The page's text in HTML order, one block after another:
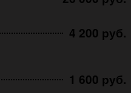
4 200 руб.
1 600 руб.